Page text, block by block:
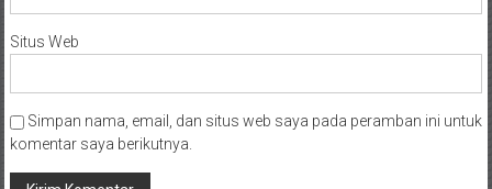
Situs Web
Simpan nama, email, dan situs web saya pada peramban ini untuk
komentar saya berikutnya.